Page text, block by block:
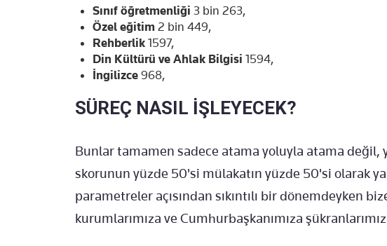
Sınıf öğretmenliği 3 bin 263,
Özel eğitim 2 bin 449,
Rehberlik 1597,
Din Kültürü ve Ahlak Bilgisi 1594,
İngilizce 968,
SÜREÇ NASIL İŞLEYECEK?
Bunlar tamamen sadece atama yoluyla atama değil,
skorunun yüzde 50'si mülakatın yüzde 50'si olarak
parametreler açısından sıkıntılı bir dönemdeyken
kurumlarımıza ve Cumhurbaşkanımıza